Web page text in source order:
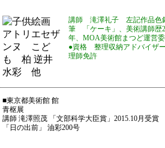
講師 滝澤礼子 左記作品色
筆 「ケーキ」、美術講師歴
年、MOA美術館まつど運営
●資格 整理収納アドバイザ
理師免許
■東京都美術館 館
青枢展
講師 滝澤照茂 「文部科学大臣賞」2015.10月受賞
「日の出前」 油彩200号